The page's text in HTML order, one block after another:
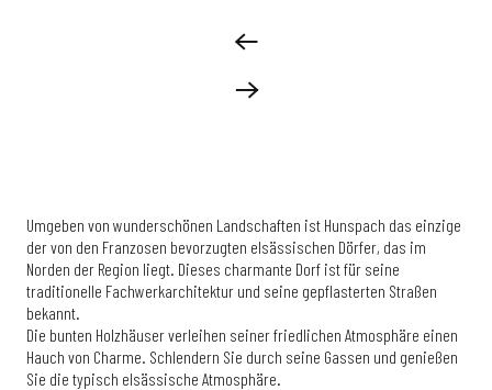
Umgeben von wunderschönen Landschaften ist Hunspach das einzige
der von den Franzosen bevorzugten elsässischen Dörfer, das im
Norden der Region liegt. Dieses charmante Dorf ist für seine
traditionelle Fachwerkarchitektur und seine gepflasterten Straßen
bekannt.
Die bunten Holzhäuser verleihen seiner friedlichen Atmosphäre einen
Hauch von Charme. Schlendern Sie durch seine Gassen und genießen
Sie die typisch elsässische Atmosphäre.